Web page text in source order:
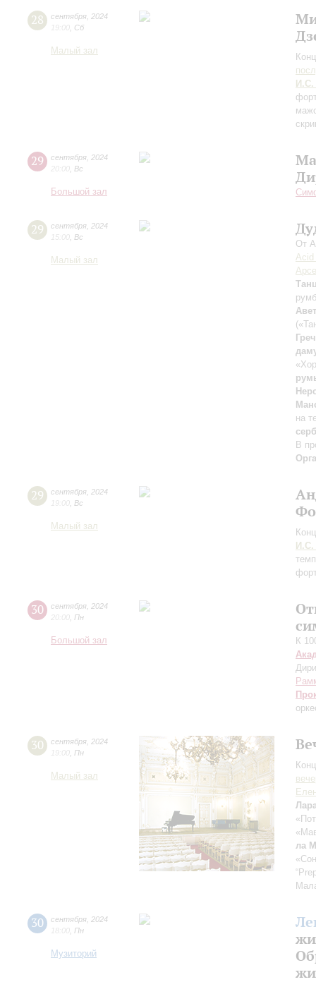
28 сентября 2024
19:00 Сб
Малый зал
И.С.
29 сентября 2024
20:00 Вс
Большой зал
29 сентября 2024
15:00 Вс
Малый зал
От
Acid
на
В
29 сентября 2024
19:00 Вс
Малый зал
И.С.
30 сентября 2024
20:00 Пн
Большой зал
К
30 сентября 2024
19:00 Пн
Малый зал
ла
30 сентября 2024
18:00 Пн
Музиторий